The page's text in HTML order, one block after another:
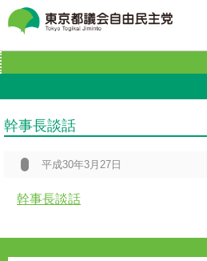
幹事長談話
平成30年3月27日
幹事長談話